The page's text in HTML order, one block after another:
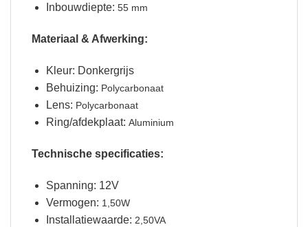
Inbouwdiepte: 55 mm
Materiaal & Afwerking:
Kleur: Donkergrijs
Behuizing: Polycarbonaat
Lens: Polycarbonaat
Ring/afdekplaat: Aluminium
Technische specificaties:
Spanning: 12V
Vermogen: 1,50W
Installatiewaarde: 2,50VA